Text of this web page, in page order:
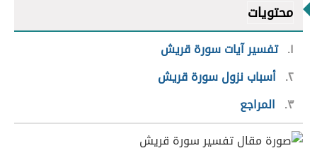
محتويات
١ تفسير آيات سورة قريش
٢ أسباب نزول سورة قريش
٣
المراجع